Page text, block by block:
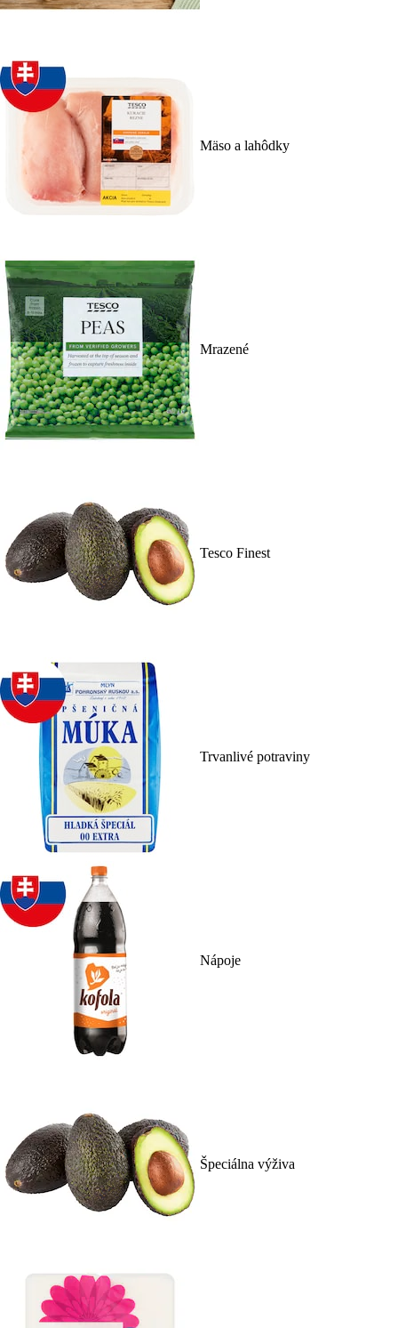
Mäso a lahôdky
Mrazené
Tesco Finest
Trvanlivé potraviny
Nápoje
Špeciálna výživa